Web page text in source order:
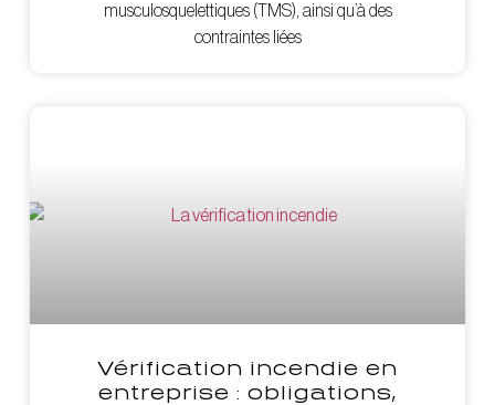
musculosquelettiques (TMS), ainsi qu’à des
contraintes liées
Vérification incendie en
entreprise : obligations,